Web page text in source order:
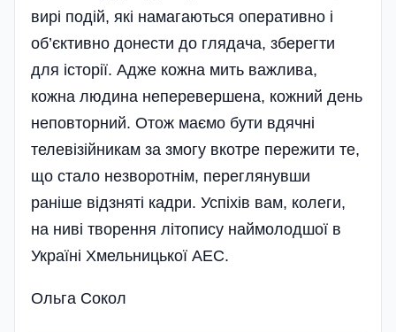
вирі подій, які намагаються оперативно і
об’єктивно донести до глядача, зберегти
для історії. Адже кожна мить важлива,
кожна людина неперевершена, кожний день
неповторний. Отож маємо бути вдячні
телевізійникам за змогу вкотре пережити те,
що стало незворотнім, переглянувши
раніше відзняті кадри. Успіхів вам, колеги,
на ниві творення літопису наймолодшої в
Укра­їні Хмельницької АЕС.
Ольга Сокол